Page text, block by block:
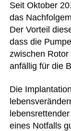
Seit Oktober
das
Der Vorteil
dass die
zwischen
anfällig für die
Die
eines Notfalls